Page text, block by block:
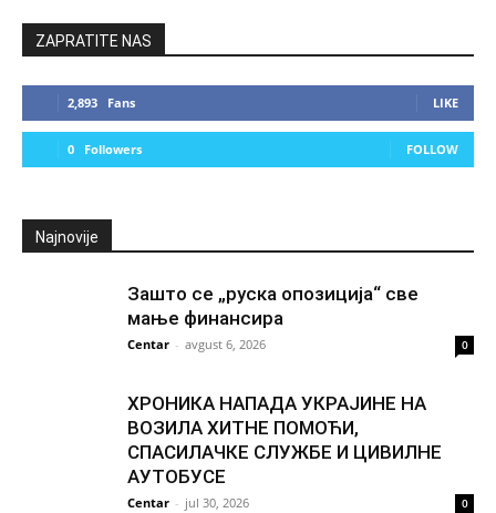
ZAPRATITE NAS
2,893 Fans LIKE
0 Followers FOLLOW
Najnovije
Зашто се „руска опозиција“ све
мање финансира
Centar - avgust 6, 2026 0
ХРОНИКА НАПАДА УКРАЈИНЕ НА
ВОЗИЛА ХИТНЕ ПОМОЋИ,
СПАСИЛАЧКЕ СЛУЖБЕ И ЦИВИЛНЕ
АУТОБУСЕ
Centar - jul 30, 2026 0